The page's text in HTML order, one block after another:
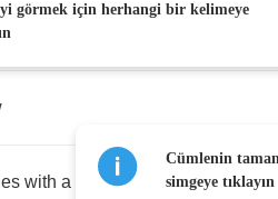
with a dirty girl
görmek için herhangi bir kelimeye
Cümlenin
simgeye tıklayın